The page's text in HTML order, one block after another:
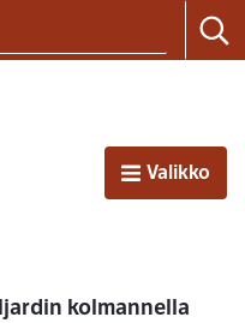
AvaaValikko
kolmannella